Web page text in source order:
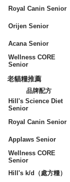
Royal Canin Senior
Orijen Senior
Acana Senior
Wellness CORE
Senior
老貓糧推薦
品牌配方
Hill's Science Diet
Senior
Royal Canin Senior
Applaws Senior
Wellness CORE
Senior
Hill's k/d（處方糧）